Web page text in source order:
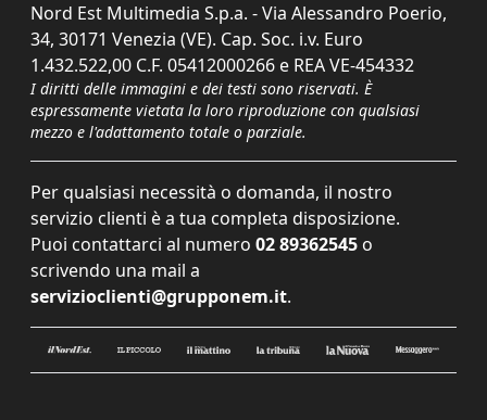
Nord Est Multimedia S.p.a. - Via Alessandro Poerio,
34, 30171 Venezia (VE). Cap. Soc. i.v. Euro
1.432.522,00 C.F. 05412000266 e REA VE-454332
I diritti delle immagini e dei testi sono riservati. È
espressamente vietata la loro riproduzione con qualsiasi
mezzo e l'adattamento totale o parziale.
Per qualsiasi necessità o domanda, il nostro
servizio clienti è a tua completa disposizione.
Puoi contattarci al numero 02 89362545 o
scrivendo una mail a
servizioclienti@grupponem.it.